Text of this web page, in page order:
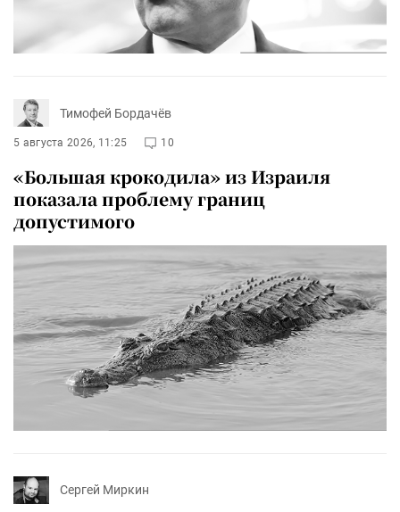
Тимофей Бордачёв
5 августа 2026, 11:25 10
«Большая крокодила» из Израиля
показала проблему границ
допустимого
Сергей Миркин